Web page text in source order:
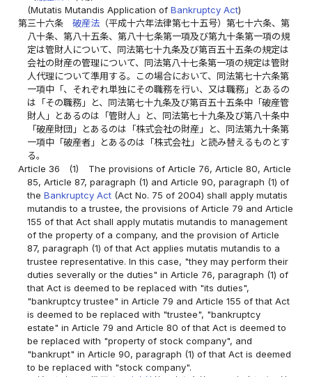
(Mutatis Mutandis Application ofBankruptcy Act)
第三十六条
破産法 （平成十六年法律第七十五号）第七十六条、第
八十条、第八十五条、第八十七条第一項及び第九十条第一項の規
定は管財人について、同法第七十九条及び第百五十五条の規定は
会社の財産の管理について、同法第八十七条第一項の規定は管財
人代理について準用する。この場合において、同法第七十六条第
一項中「、それぞれ単独にその職務を行い、又は職務」とあるの
は「その職務」と、同法第七十九条及び第百五十五条中「破産管
財人」とあるのは「管財人」と、同法第七十九条及び第八十条中
「破産財団」とあるのは「株式会社の財産」と、同法第九十条第
一項中「破産者」とあるのは「株式会社」と読み替えるものとす
る。
Article 36
(1)
The provisions of Article 76, Article 80, Article
85, Article 87, paragraph (1) and Article 90, paragraph (1) of
theBankruptcy Act (Act No. 75 of 2004) shall apply mutatis
mutandis to a trustee, the provisions of Article 79 and Article
155 of that Act shall apply mutatis mutandis to management
of the property of a company, and the provision of Article
87, paragraph (1) of that Act applies mutatis mutandis to a
trustee representative. In this case, "they may perform their
duties severally or the duties" in Article 76, paragraph (1) of
that Act is deemed to be replaced with "its duties",
"bankruptcy trustee" in Article 79 and Article 155 of that Act
is deemed to be replaced with "trustee", "bankruptcy
estate" in Article 79 and Article 80 of that Act is deemed to
be replaced with "property of stock company", and
"bankrupt" in Article 90, paragraph (1) of that Act is deemed
to be replaced with "stock company".